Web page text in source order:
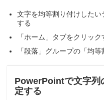
文字を均等割り付けした
する
「ホーム」タブをクリック
「段落」グループの「均
PowerPointで文字列
定する